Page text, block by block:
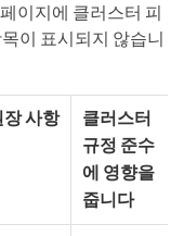
이지에 클러스터 피
이 표시되지 않습니
장 사항
클러스터
규정 준수
에 영향을
줍니다